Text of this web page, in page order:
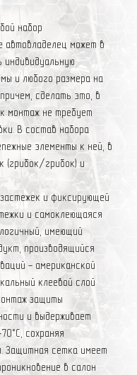
набор
автовладелец может в
и любого размера на
сделать это, в
монтаж не требует
В состав набора
элементы к ней, в
(грибок/грибок) и
и фиксирующей
и самоклеющаяся
имеющий
производящийся
- американской
клеевой слой
защиты
и выдерживает
сохраняя
Защитная сетка имеет
в салон